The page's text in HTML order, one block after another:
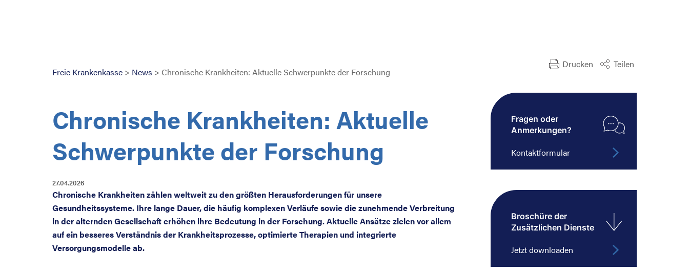
Freie Krankenkasse > News > Chronische Krankheiten: Aktuelle Schwerpunkte der Forschung
Chronische Krankheiten: Aktuelle
Schwerpunkte der Forschung
27.04.2026
Chronische Krankheiten zählen weltweit zu den größten Herausforderungen für unsere
Gesundheitssysteme. Ihre lange Dauer, die häufig komplexen Verläufe sowie die zunehmende Verbreitung
in der alternden Gesellschaft erhöhen ihre Bedeutung in der Forschung. Aktuelle Ansätze zielen vor allem
auf ein besseres Verständnis der Krankheitsprozesse, optimierte Therapien und integrierte
Versorgungsmodelle ab.
Drucken Teilen
Fragen oder
Anmerkungen?
Kontaktformular
Broschüre der
Zusätzlichen Dienste
Jetzt downloaden